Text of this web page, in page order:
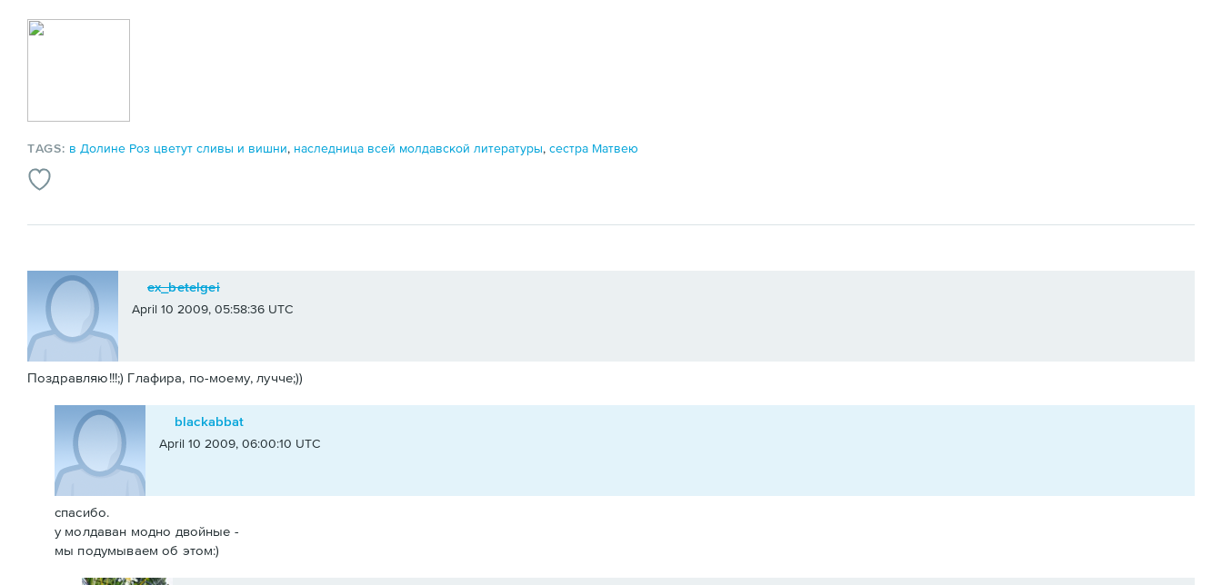
TAGS: в Долине Роз цветут сливы и вишни, наследница всей молдавской литературы,сестра Матвею
ex_betelgei
April 10 2009, 05:58:36 UTC
Поздравляю!!!;) Глафира, по-моему, лучче;))
blackabbat
April 10 2009, 06:00:10 UTC
спасибо.
у молдаван модно двойные -
мы подумываем об этом:)